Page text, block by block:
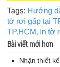
Tags: Hướng
tờ rơi gấp tại
TP.HCM, In tờ
Bài viết mới hơn
Nhận thiết